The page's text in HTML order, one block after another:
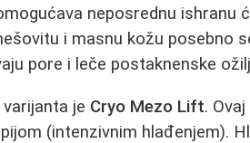
neposrednu ishranu
i masnu kožu posebno
pore i leče postaknenske
je Cryo Mezo Lift.
(intenzivnim hlađenjem).